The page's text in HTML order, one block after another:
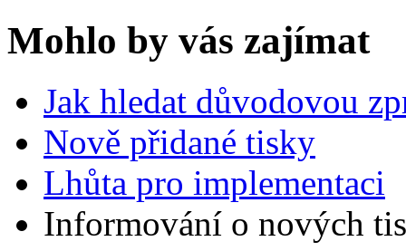
Mohlo by vás zajímat
Jak hledat důvodovou
Nově přidané tisky
Lhůta pro implementaci
Informování o nových